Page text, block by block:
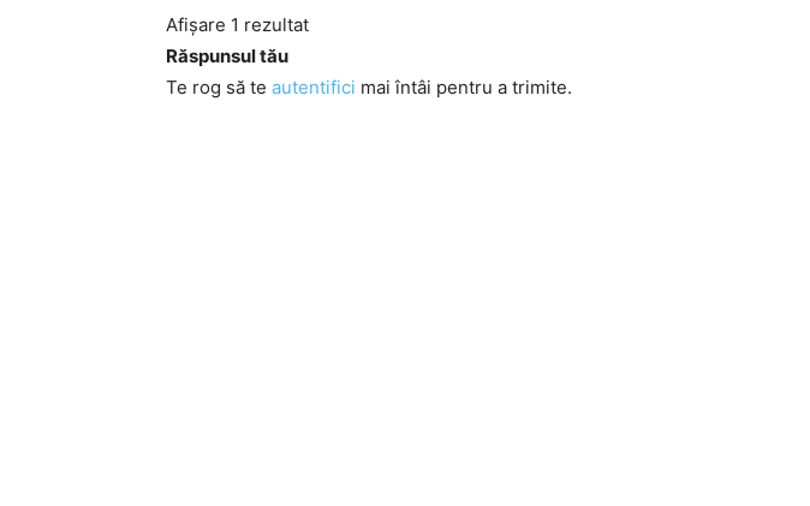
Afișare 1 rezultat
Răspunsul tău
Te rog să te autentifici mai întâi pentru a trimite.